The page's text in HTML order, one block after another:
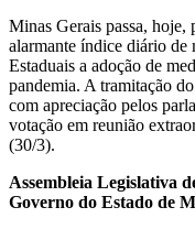
Minas Gerais passa, hoje,
alarmante índice diário de
Estaduais a adoção de
pandemia. A tramitação
com apreciação pelos
votação em reunião
(30/3).
Assembleia Legislativa
Governo do Estado de